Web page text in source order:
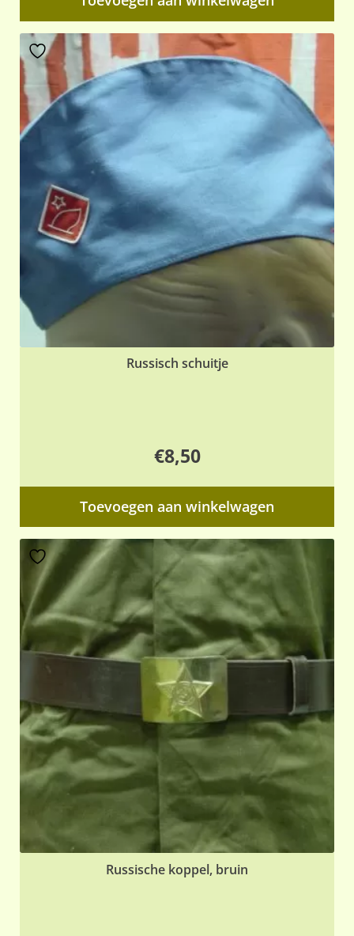
Russisch schuitje
€8,50
Toevoegen aan winkelwagen
Russische koppel, bruin